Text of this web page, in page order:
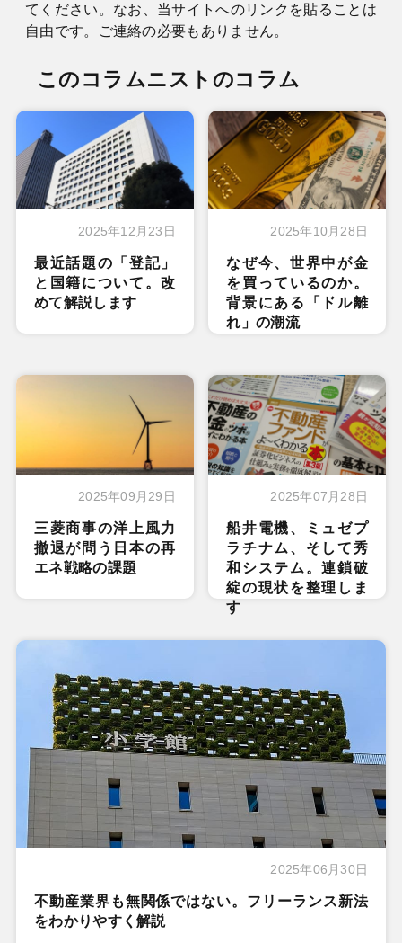
てください。なお、当サイトへのリンクを貼ることは
自由です。ご連絡の必要もありません。
このコラムニストのコラム
2025年12月23日
最近話題の「登記」
と国籍について。改
めて解説します
2025年10月28日
なぜ今、世界中が金
を買っているのか。
背景にある「ドル離
れ」の潮流
2025年09月29日
三菱商事の洋上風力
撤退が問う日本の再
エネ戦略の課題
2025年07月28日
船井電機、ミュゼプ
ラチナム、そして秀
和システム。連鎖破
綻の現状を整理しま
す
2025年06月30日
不動産業界も無関係ではない。フリーランス新法
をわかりやすく解説